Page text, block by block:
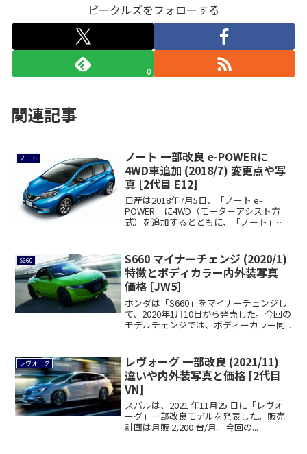
ビークルズをフォローする
0
関連記事
ノート
ノート 一部改良 e-POWERに
4WD車追加 (2018/7) 変更点や写
真 [2代目 E12]
日産は2018年7月5日、「ノート e-
POWER」に4WD（モーターアシスト方
式）を追加するとともに、「ノート」の
S660
S660 マイナーチェンジ (2020/1)
特徴とボディカラー内外装写真
価格 [JW5]
ホンダは「S660」をマイナーチェンジし
て、2020年1月10日から発売した。今回の
モデルチェンジでは、ボディーカラー同...
レヴォーグ
レヴォーグ 一部改良 (2021/11)
違いや内外装写真と価格 [2代目
VN]
スバルは、2021 年11月25 日に「レヴォ
ーグ」一部改良モデルを発表した。販売
計画は月販 2,200 台/月。今回の...